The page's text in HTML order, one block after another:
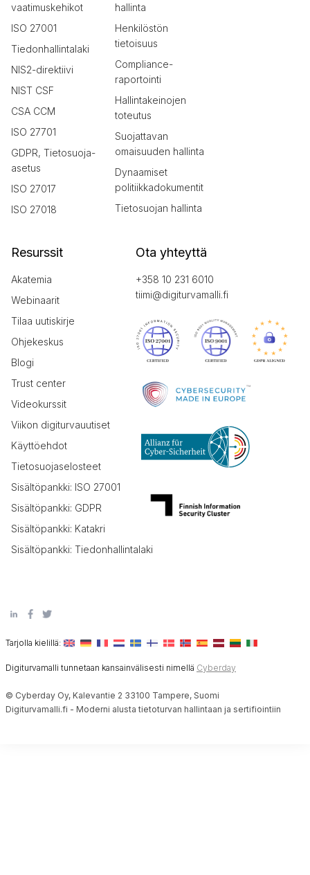
vaatimuskehikot
ISO 27001
Tiedonhallintalaki
NIS2-direktiivi
NIST CSF
CSA CCM
ISO 27701
GDPR, Tietosuoja-
asetus
ISO 27017
ISO 27018
hallinta
Henkilöstön
tietoisuus
Compliance-
raportointi
Hallintakeinojen
toteutus
Suojattavan
omaisuuden hallinta
Dynaamiset
politiikkadokumentit
Tietosuojan hallinta
Resurssit
Akatemia
Webinaarit
Tilaa uutiskirje
Ohjekeskus
Blogi
Trust center
Videokurssit
Viikon digiturvauutiset
Käyttöehdot
Tietosuojaselosteet
Sisältöpankki: ISO 27001
Sisältöpankki: GDPR
Sisältöpankki: Katakri
Sisältöpankki: Tiedonhallintalaki
Ota yhteyttä
+358 10 231 6010
tiimi@digiturvamalli.fi
Tarjolla kielillä:
Digiturvamalli tunnetaan kansainvälisesti nimellä Cyberday
© Cyberday Oy, Kalevantie 2 33100 Tampere, Suomi
Digiturvamalli.fi - Moderni alusta tietoturvan hallintaan ja sertifiointiin